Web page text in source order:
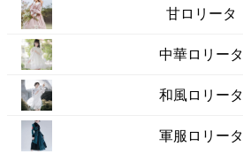
甘ロリータ
中華ロリータ
和風ロリータ
軍服ロリータ